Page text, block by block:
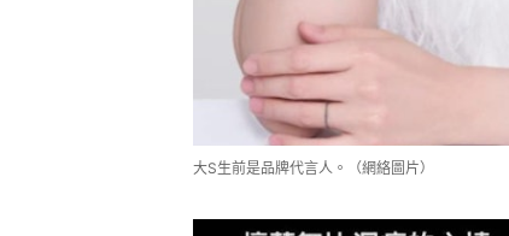
大S生前是品牌代言人。（網絡圖片）